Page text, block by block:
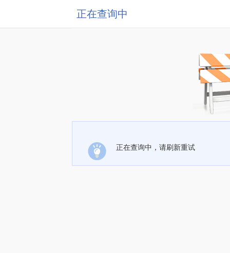
正在查询中
正在查询中，请刷新重试